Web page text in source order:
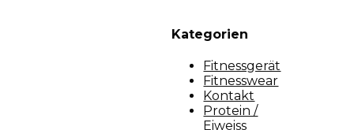
Kategorien
Fitnessgerät
Fitnesswear
Kontakt
Protein /
Eiweiss